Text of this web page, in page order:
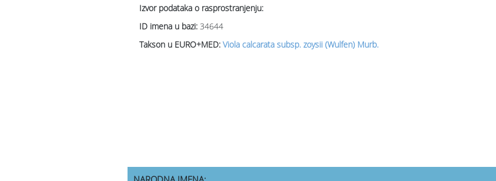
Izvor podataka o rasprostranjenju:
ID imena u bazi: 34644
Takson u EURO+MED: Viola calcarata subsp. zoysii (Wulfen) Murb.